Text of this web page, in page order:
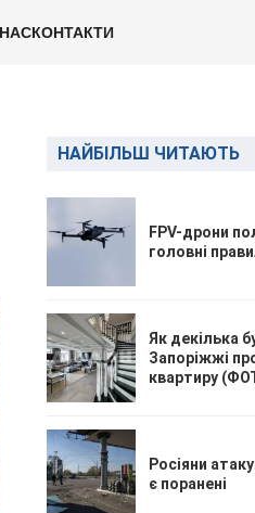
КОНТАКТИ
НАЙБІЛЬШ ЧИТАЮТЬ
FPV-дрони
головні
Як декілька
Запоріжжі
квартиру
Росіяни
є поранені